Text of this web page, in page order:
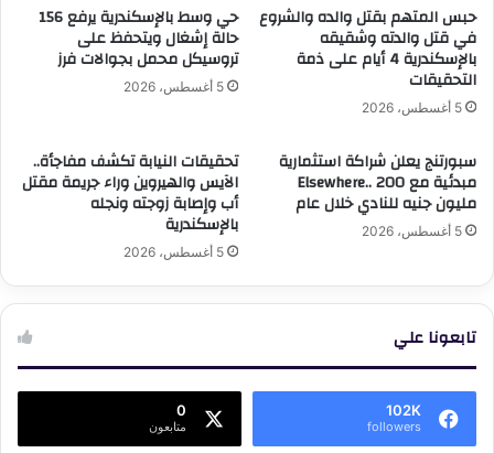
حبس المتهم بقتل والده والشروع
في قتل والدته وشقيقه
بالإسكندرية 4 أيام على ذمة
التحقيقات
5 أغسطس، 2026
حي وسط بالإسكندرية يرفع 156
حالة إشغال ويتحفظ على
تروسيكل محمل بجوالات فرز
5 أغسطس، 2026
سبورتنج يعلن شراكة استثمارية
مبدئية مع Elsewhere.. 200
مليون جنيه للنادي خلال عام
5 أغسطس، 2026
تحقيقات النيابة تكشف مفاجأة..
الآيس والهيروين وراء جريمة مقتل
أب وإصابة زوجته ونجله
بالإسكندرية
5 أغسطس، 2026
تابعونا علي
102K
followers
0
متابعون